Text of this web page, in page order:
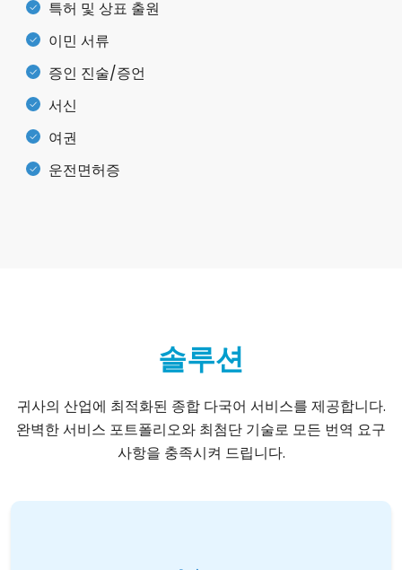
특허 및 상표 출원
이민 서류
증인 진술/증언
서신
여권
운전면허증
솔루션
귀사의 산업에 최적화된 종합 다국어 서비스를 제공합니다.
완벽한 서비스 포트폴리오와 최첨단 기술로 모든 번역 요구
사항을 충족시켜 드립니다.